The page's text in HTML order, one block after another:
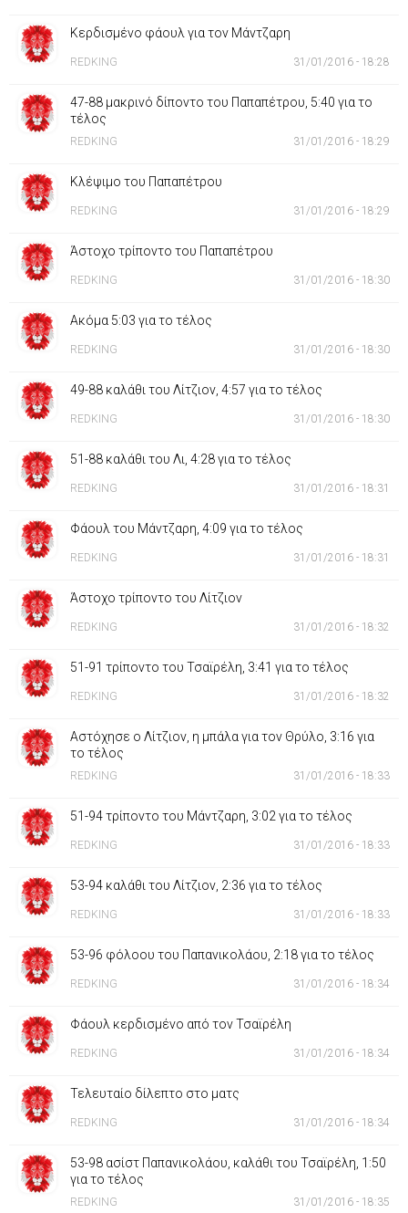
Κερδισμένο φάουλ για τον Μάντζαρη
REDKING 31/01/2016 - 18:28
47-88 μακρινό δίποντο του Παπαπέτρου, 5:40 για το
τέλος
REDKING 31/01/2016 - 18:29
Κλέψιμο του Παπαπέτρου
REDKING 31/01/2016 - 18:29
Άστοχο τρίποντο του Παπαπέτρου
REDKING 31/01/2016 - 18:30
Ακόμα 5:03 για το τέλος
REDKING 31/01/2016 - 18:30
49-88 καλάθι του Λίτζιον, 4:57 για το τέλος
REDKING 31/01/2016 - 18:30
51-88 καλάθι του Λι, 4:28 για το τέλος
REDKING 31/01/2016 - 18:31
Φάουλ του Μάντζαρη, 4:09 για το τέλος
REDKING 31/01/2016 - 18:31
Άστοχο τρίποντο του Λίτζιον
REDKING 31/01/2016 - 18:32
51-91 τρίποντο του Τσαϊρέλη, 3:41 για το τέλος
REDKING 31/01/2016 - 18:32
Αστόχησε ο Λίτζιον, η μπάλα για τον Θρύλο, 3:16 για
το τέλος
REDKING 31/01/2016 - 18:33
51-94 τρίποντο του Μάντζαρη, 3:02 για το τέλος
REDKING 31/01/2016 - 18:33
53-94 καλάθι του Λίτζιον, 2:36 για το τέλος
REDKING 31/01/2016 - 18:33
53-96 φόλοου του Παπανικολάου, 2:18 για το τέλος
REDKING 31/01/2016 - 18:34
Φάουλ κερδισμένο από τον Τσαϊρέλη
REDKING 31/01/2016 - 18:34
Τελευταίο δίλεπτο στο ματς
REDKING 31/01/2016 - 18:34
53-98 ασίστ Παπανικολάου, καλάθι του Τσαϊρέλη, 1:50
για το τέλος
REDKING 31/01/2016 - 18:35